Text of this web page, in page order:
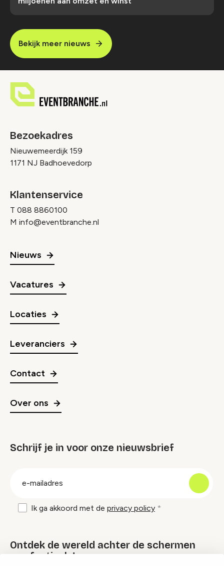
Bekijk meer nieuws
Bezoekadres
Nieuwemeerdijk 159
1171 NJ Badhoevedorp
Klantenservice
T 088 8860100
M info@eventbranche.nl
Nieuws
Vacatures
Locaties
Leveranciers
Contact
Over ons
Schrijf je in voor onze nieuwsbrief
Ik ga akkoord met de privacy policy
Ontdek de wereld achter de schermen
van festivals!